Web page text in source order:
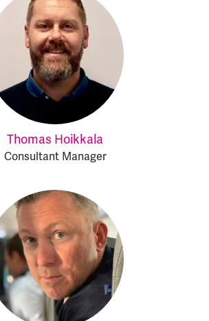
Thomas Hoikkala
Consultant Manager